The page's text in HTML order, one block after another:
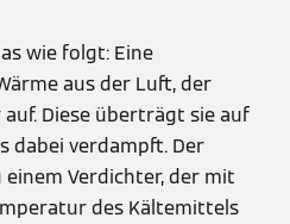
wie folgt: Eine
aus der Luft, der
Diese überträgt sie auf
dabei verdampft. Der
Verdichter, der mit
des Kältemittels